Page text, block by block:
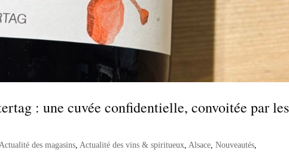
: une cuvée confidentielle, convoitée par les
des magasins,Actualité des vins & spiritueux,Alsace,Nouveautés,